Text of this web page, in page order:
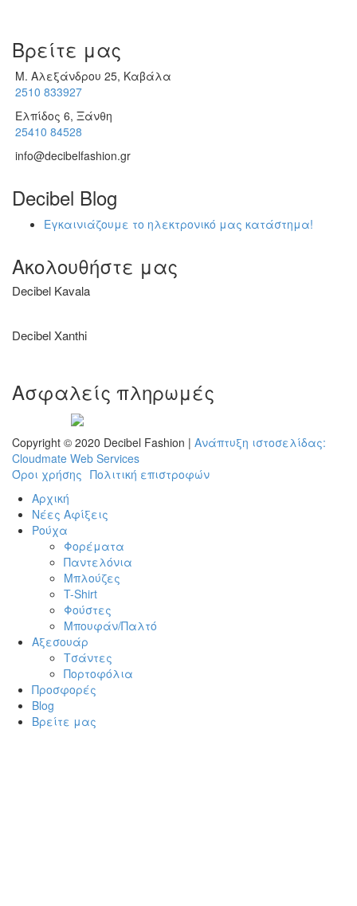
Βρείτε μας
Μ. Αλεξάνδρου 25, Καβάλα
2510 833927
Ελπίδος 6, Ξάνθη
25410 84528
info@decibelfashion.gr
Decibel Blog
Εγκαινιάζουμε το ηλεκτρονικό μας κατάστημα!
Ακολουθήστε μας
Decibel Kavala
Decibel Xanthi
Ασφαλείς πληρωμές
Mastercard
Club
AmexPayPal
Copyright © 2020 Decibel Fashion | Ανάπτυξη ιστοσελίδας:
Cloudmate Web Services
Όροι χρήσης Πολιτική επιστροφών
Αρχική
Νέες Αφίξεις
Ρούχα
Φορέματα
Παντελόνια
Μπλούζες
T-Shirt
Φούστες
Μπουφάν/Παλτό
Αξεσουάρ
Τσάντες
Πορτοφόλια
Προσφορές
Blog
Βρείτε μας